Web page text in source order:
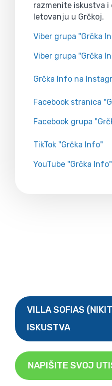
razmenite iskustva
letovanju u Grčkoj.
Viber grupa "Grčka
Viber grupa "Grčka
Grčka Info na
Facebook stranica
Facebook grupa
TikTok "Grčka Info"
YouTube "Grčka Info"
VILLA SOFIAS
ISKUSTVA
NAPIŠITE SVOJ